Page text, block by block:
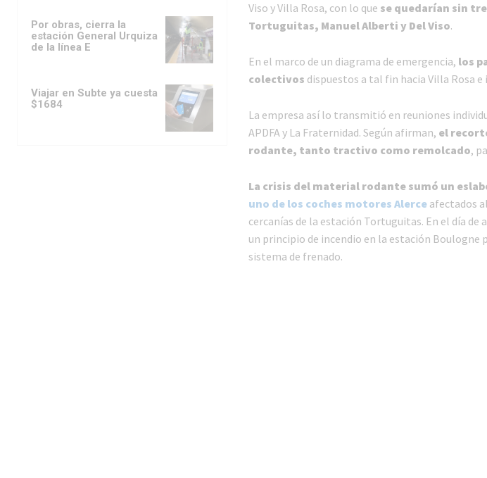
Por obras, cierra la
estación General Urquiza
de la línea E
Viajar en Subte ya cuesta
$1684
Viso y Villa Rosa, con lo que se quedarían sin
Tortuguitas, Manuel Alberti y Del Viso.
En el marco de un diagrama de emergencia, los
colectivos dispuestos a tal fin hacia Villa Rosa
La empresa así lo transmitió en reuniones
APDFA y La Fraternidad. Según afirman, el
rodante, tanto tractivo como remolcado,
La crisis del material rodante sumó un
uno de los coches motores Alerceafectados al
cercanías de la estación Tortuguitas. En el día
un principio de incendio en la estación
sistema de frenado.